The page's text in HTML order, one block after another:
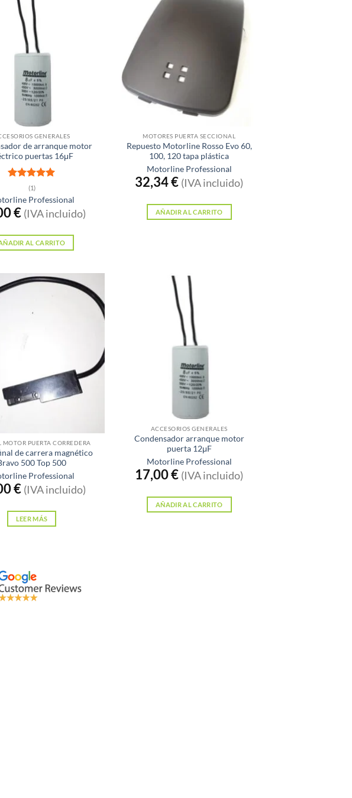
GENERALES
de arranque motor
puertas 16μF
Valorado
con
5de 5
(1)
Professional
€ (IVA incluido)
AL CARRITO
MOTORES PUERTA SECCIONAL
Repuesto Motorline Rosso Evo 60,
100, 120 tapa plástica
Motorline Professional
32,34€ (IVA incluido)
AÑADIR AL CARRITO
MOTOR PUERTA CORREDERA
de carrera magnético
500 Top 500
Professional
€ (IVA incluido)
LEER MÁS
ACCESORIOS GENERALES
Condensador arranque motor
puerta 12μF
Motorline Professional
17,00€ (IVA incluido)
AÑADIR AL CARRITO